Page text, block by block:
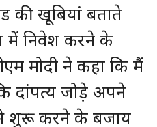
की खूबियां बताते
में निवेश करने के
मोदी ने कहा कि मैं
दांपत्य जोड़े अपने
से शुरू करने के बजाय